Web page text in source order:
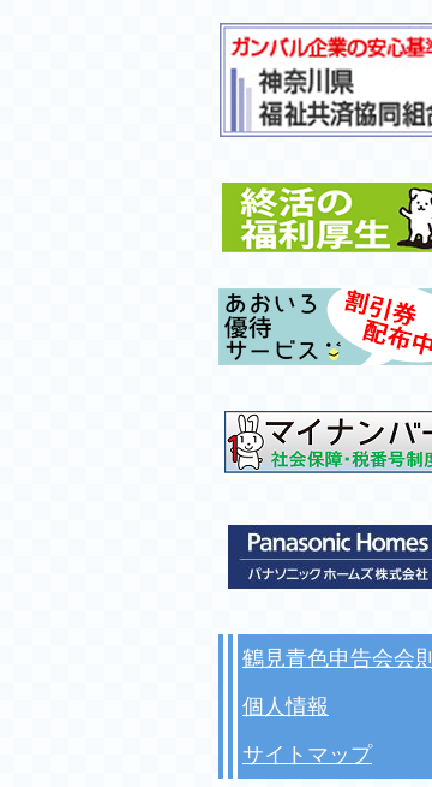
鶴見青色申告会会則
個人情報
サイトマップ